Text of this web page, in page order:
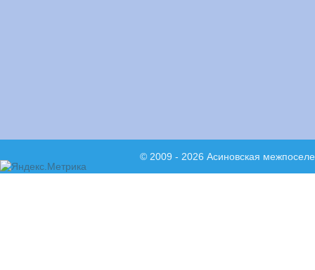
© 2009 - 2026 Асиновская